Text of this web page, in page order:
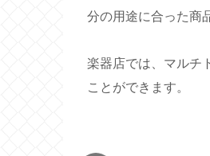
分の用途に合った商
楽器店では、マルチ
ことができます。